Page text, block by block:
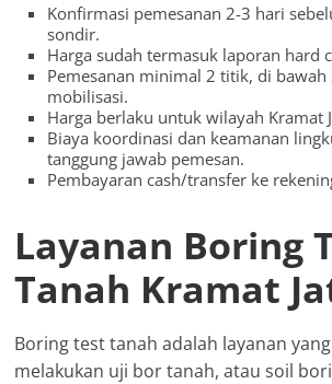
Konfirmasi pemesanan 2-3 hari
sondir.
Harga sudah termasuk laporan hard
Pemesanan minimal 2 titik, di
mobilisasi.
Harga berlaku untuk wilayah Kramat
Biaya koordinasi dan keamanan
tanggung jawab pemesan.
Pembayaran cash/transfer ke
Layanan Boring
Tanah Kramat
Boring test tanah adalah layanan
melakukan uji bor tanah, atau soil